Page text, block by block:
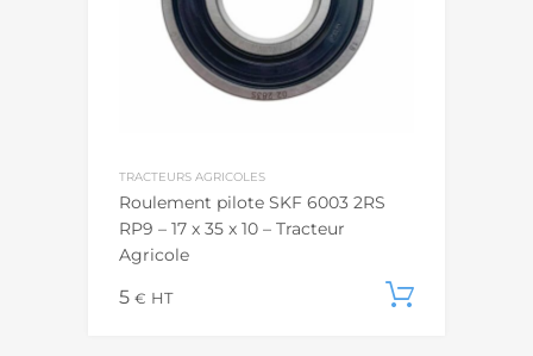
TRACTEURS AGRICOLES
Roulement pilote SKF 6003 2RS
RP9 – 17 x 35 x 10 – Tracteur
Agricole
5 € HT